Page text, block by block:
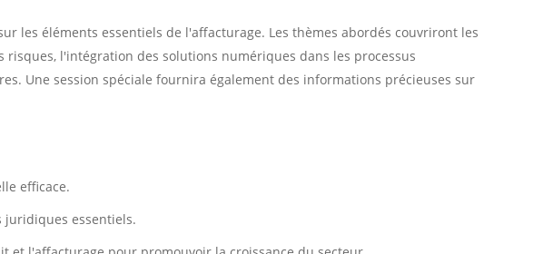
les éléments essentiels de l'affacturage. Les thèmes abordés couvriront les
l'intégration des solutions numériques dans les processus
Une session spéciale fournira également des informations précieuses sur
efficace.
juridiques essentiels.